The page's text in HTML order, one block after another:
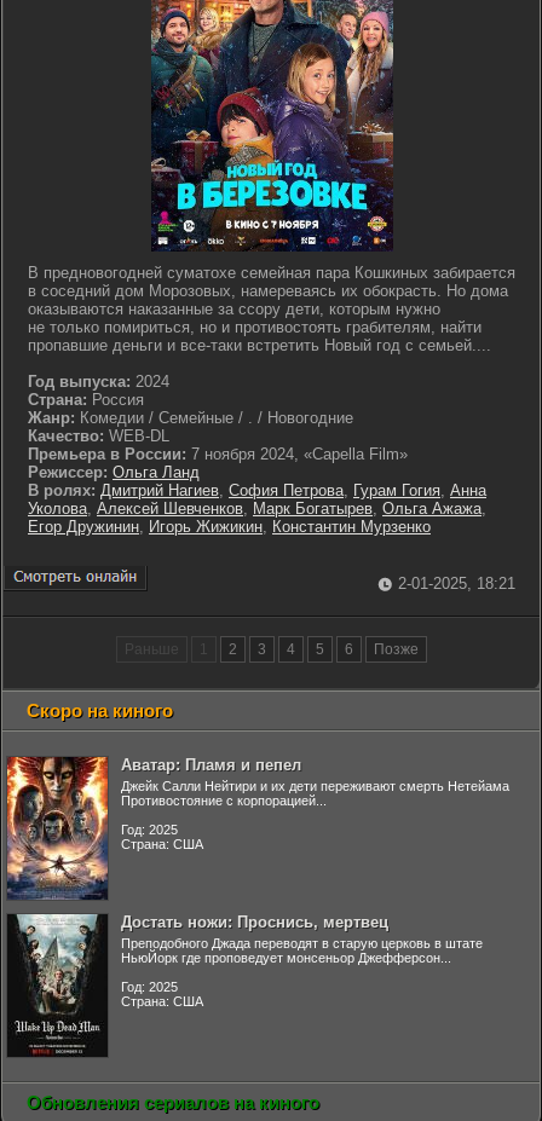
В предновогодней суматохе семейная пара Кошкиных забирается
в соседний дом Морозовых, намереваясь их обокрасть. Но дома
оказываются наказанные за ссору дети, которым нужно
не только помириться, но и противостоять грабителям, найти
пропавшие деньги и все-таки встретить Новый год с семьей....
Год выпуска: 2024
Страна: Россия
Жанр: Комедии / Семейные / . / Новогодние
Качество: WEB-DL
Премьера в России: 7 ноября 2024, «Capella Film»
Режиссер: Ольга Ланд
В ролях: Дмитрий Нагиев, София Петрова, Гурам Гогия, Анна
Уколова, Алексей Шевченков, Марк Богатырев, Ольга Ажажа,
Егор Дружинин, Игорь Жижикин, Константин Мурзенко
2-01-2025, 18:21
Раньше 2 3 4 5 6 Позже
Скоро на киного
Аватар: Пламя и пепел
Джейк Салли Нейтири и их дети переживают смерть Нетейама
Противостояние с корпорацией...
Год: 2025
Страна: США
Достать ножи: Проснись, мертвец
Преподобного Джада переводят в старую церковь в штате
НьюЙорк где проповедует монсеньор Джефферсон...
Год: 2025
Страна: США
Обновления сериалов на киного